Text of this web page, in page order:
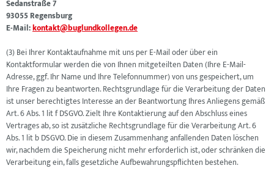
Sedanstraße 7
93055 Regensburg
E-Mail:kontakt@buglundkollegen.de
(3) Bei Ihrer Kontaktaufnahme mit uns per E-Mail oder über ein
Kontaktformular werden die von Ihnen mitgeteilten Daten (Ihre E-Mail-
Adresse, ggf. Ihr Name und Ihre Telefonnummer) von uns gespeichert, um
Ihre Fragen zu beantworten. Rechtsgrundlage für die Verarbeitung der Daten
ist unser berechtigtes Interesse an der Beantwortung Ihres Anliegens gemäß
Art. 6 Abs. 1 lit f DSGVO. Zielt Ihre Kontaktierung auf den Abschluss eines
Vertrages ab, so ist zusätzliche Rechtsgrundlage für die Verarbeitung Art. 6
Abs. 1 lit b DSGVO. Die in diesem Zusammenhang anfallenden Daten löschen
wir, nachdem die Speicherung nicht mehr erforderlich ist, oder schränken die
Verarbeitung ein, falls gesetzliche Aufbewahrungspflichten bestehen.